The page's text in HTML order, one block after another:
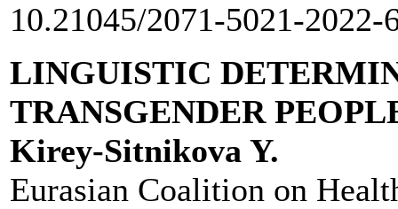
10.21045/2071-5021-2022-
LINGUISTIC
TRANSGENDER
Kirey-Sitnikova Y.
Eurasian Coalition on